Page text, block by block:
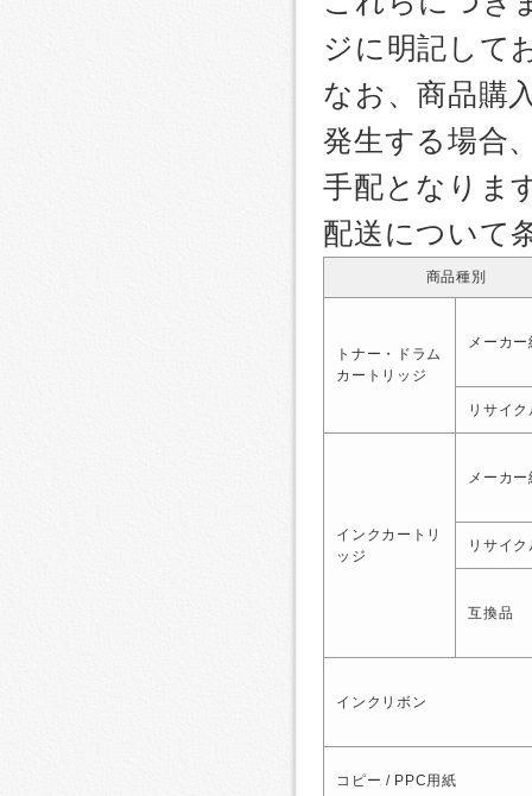
ジに明記して
なお、商品購
発生する場合
手配となりま
配送について
商品種別
トナー・ドラム
カートリッジ
メーカ
リサイ
インクカートリ
ッジ
メーカ
リサイ
互換品
インクリボン
コピー / PPC用紙